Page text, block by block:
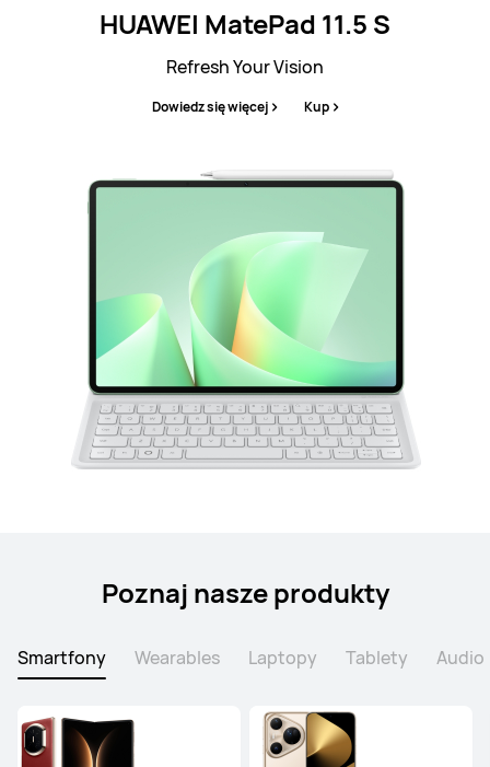
HUAWEI MatePad 11.5 S
Refresh Your Vision
Dowiedz się więcej Kup
Poznaj nasze produkty
Smartfony Wearables Laptopy Tablety Audio